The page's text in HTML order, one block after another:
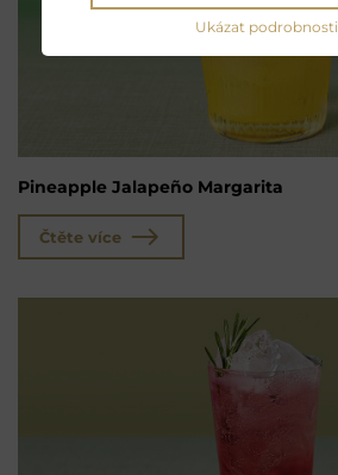
Pineapple Jalapeño Margarita
Čtěte více
Ukázat podrobnosti